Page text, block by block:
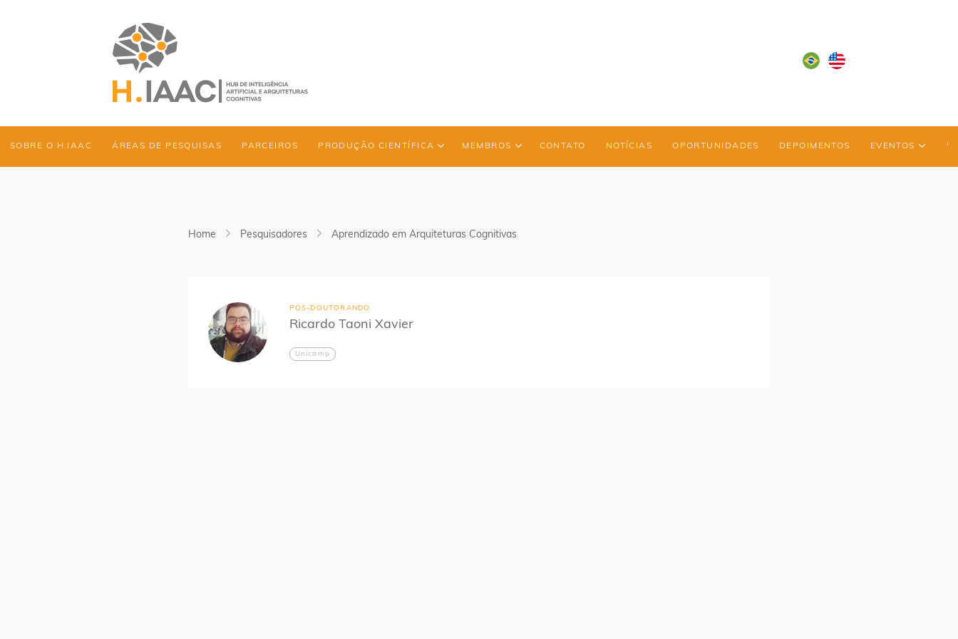
SOBRE O H.IAAC ÁREAS DE PESQUISAS PARCEIROS PRODUÇÃO CIENTÍFICA MEMBROS CONTATO NOTÍCIAS OPORTUNIDADES DEPOIMENTOS EVENTOS
Home Pesquisadores Aprendizado em Arquiteturas Cognitivas
PÓS-DOUTORANDO
Ricardo Taoni Xavier
Unicamp